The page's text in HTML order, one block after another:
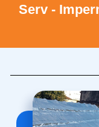
Serv -